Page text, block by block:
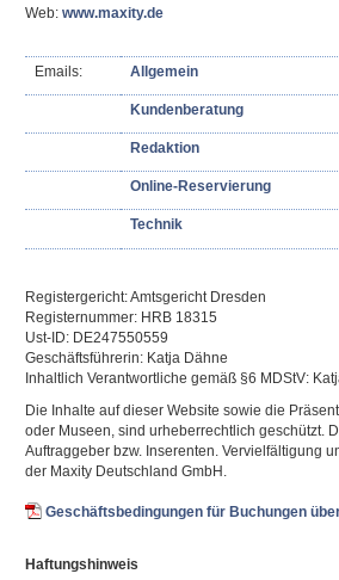
Web: www.maxity.de
Emails: Allgemein
Kundenberatung
Redaktion
Online-Reservierung
Technik
Registergericht: Amtsgericht Dresden
Registernummer: HRB 18315
Ust-ID: DE247550559
Geschäftsführerin: Katja Dähne
Inhaltlich Verantwortliche gemäß §6 MDStV:
Die Inhalte auf dieser Website sowie die
oder Museen, sind urheberrechtlich geschützt.
Auftraggeber bzw. Inserenten. Vervielfältigung
der Maxity Deutschland GmbH.
Geschäftsbedingungen für Buchungen
Haftungshinweis